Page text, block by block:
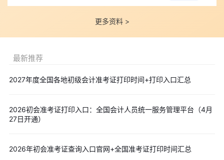
在线题库：
初级会计题库，可进行每日一练、章节练习题、模
以上内容就是“2026年初级会计吉林准考证打印入口已开通：
全国会计人员统一服务管理平台”的相关信息 ，小编为广大考生上传
容，可点击“ 免费下载 ”按钮后进入下载页面。
更多资料 >
最新推荐
2027年度全国各地初级会计准考证打印时间+打印入口汇总
2026初会准考证打印入口：全国会计人员统一服务管理平台（4月
27日开通）
2026年初会准考证查询入口官网+全国准考证打印时间汇总